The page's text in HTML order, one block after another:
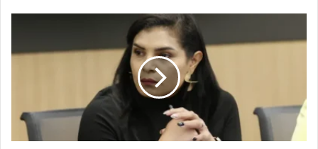
acusaciones
lobby
político